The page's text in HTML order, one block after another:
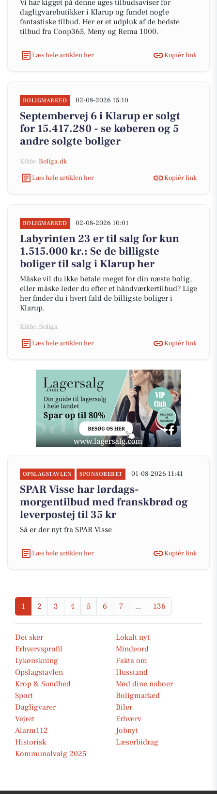
Vi har kigget på denne uges tilbudsaviser for
dagligvarebutikker i Klarup og fundet nogle
fantastiske tilbud. Her er et udpluk af de bedste
tilbud fra Coop365, Meny og Rema 1000.
Læs hele artiklen her Kopiér link
BOLIGMARKED 02-08-2026 15:10
Septembervej 6 i Klarup er solgt
for 15.417.280 - se køberen og 5
andre solgte boliger
Kilde: Boliga.dk
Læs hele artiklen her
Kopiér link
BOLIGMARKED 02-08-2026 10:01
Labyrinten 23 er til salg for kun
1.515.000 kr.: Se de billigste
boliger til salg i Klarup her
Måske vil du ikke betale meget for din næste bolig,
eller måske leder du efter et håndværkertilbud? Lige
her finder du i hvert fald de billigste boliger i
Klarup.
Kilde: Boliga
Læs hele artiklen her
Kopiér link
OPSLAGSTAVLEN SPONSORERET 01-08-2026 11:41
SPAR Visse har lørdags-
morgentilbud med franskbrød og
leverpostej til 35 kr
Så er der nyt fra SPAR Visse
Læs hele artiklen her Kopiér link
1 2 3 4 5 6 7 ... 136
Det sker
Lokalt nyt
Erhvervsprofil
Mindeord
Lykønskning
Fakta om
Opslagstavlen
Husstand
Krop & Sundhed
Mød dine naboer
Sport
Boligmarked
Dagligvarer
Biler
Vejret
Erhverv
Alarm112
Jobnyt
Historisk
Læserbidrag
Kommunalvalg 2025